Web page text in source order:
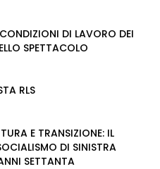
DI LAVORO DEI
SPETTACOLO
RLS
E TRANSIZIONE: IL
DI SINISTRA
SETTANTA